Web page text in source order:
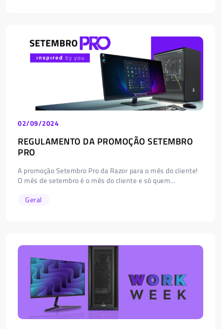
02/09/2024
REGULAMENTO DA PROMOÇÃO SETEMBRO
PRO
A promoção Setembro Pro da Razor para o mês do cliente!
O mês de setembro é o mês do cliente e só quem...
Geral